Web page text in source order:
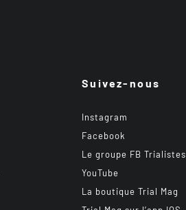
Suivez-nous
Instagram
Facebook
Le groupe FB Trialistes
YouTube
La boutique Trial Mag